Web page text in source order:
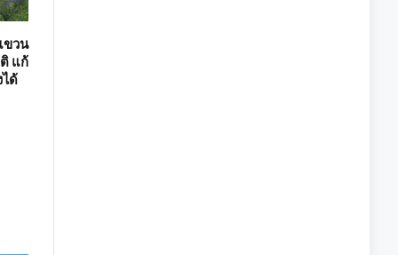
ขวน
แก้
ด้